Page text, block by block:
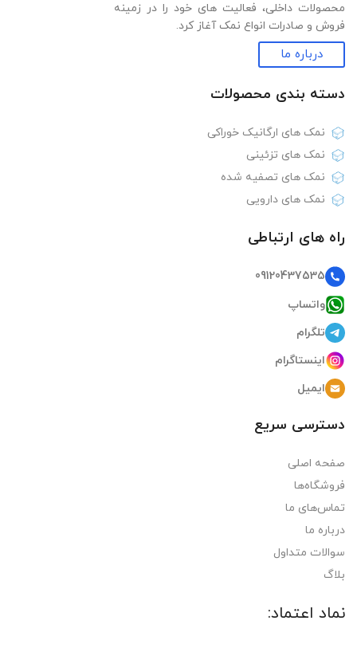
محصولات داخلی، فعالیت های خود را در زمینه
فروش و صادرات انواع نمک آغاز کرد.
درباره ما
دسته بندی‌ محصولات
نمک های ارگانیک خوراکی
نمک های تزئینی
نمک های تصفیه شده
نمک های دارویی
راه های ارتباطی
09120437535
واتساپ
تلگرام
اینستاگرام
ایمیل
دسترسی سریع
صفحه اصلی
فروشگاه‌ها
تماس‌های ما
درباره ما
سوالات متداول
بلاگ
نماد اعتماد: